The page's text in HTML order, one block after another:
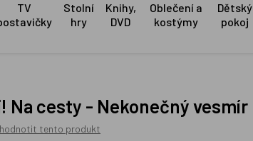
TV
Stolní
hry
Knihy,
DVD
Oblečení a
kostýmy
Dětský
pokoj
Na cesty - Nekonečný vesmír
tento produkt